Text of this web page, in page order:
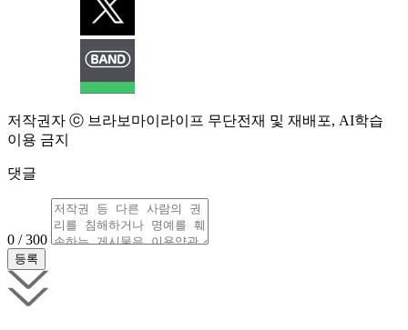
저작권자 ⓒ 브라보마이라이프 무단전재 및 재배포, AI학습
이용 금지
댓글
0 / 300